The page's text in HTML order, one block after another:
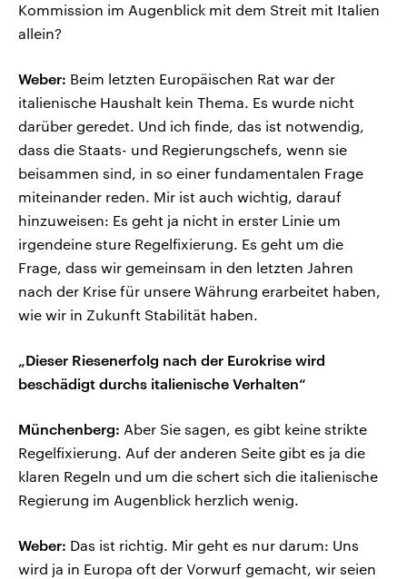
Kommission im Augenblick mit dem Streit mit Italien
allein?
Weber: Beim letzten Europäischen Rat war der
italienische Haushalt kein Thema. Es wurde nicht
darüber geredet. Und ich finde, das ist notwendig,
dass die Staats- und Regierungschefs, wenn sie
beisammen sind, in so einer fundamentalen Frage
miteinander reden. Mir ist auch wichtig, darauf
hinzuweisen: Es geht ja nicht in erster Linie um
irgendeine sture Regelfixierung. Es geht um die
Frage, dass wir gemeinsam in den letzten Jahren
nach der Krise für unsere Währung erarbeitet haben,
wie wir in Zukunft Stabilität haben.
„Dieser Riesenerfolg nach der Eurokrise wird
beschädigt durchs italienische Verhalten“
Münchenberg: Aber Sie sagen, es gibt keine strikte
Regelfixierung. Auf der anderen Seite gibt es ja die
klaren Regeln und um die schert sich die italienische
Regierung im Augenblick herzlich wenig.
Weber: Das ist richtig. Mir geht es nur darum: Uns
wird ja in Europa oft der Vorwurf gemacht, wir seien